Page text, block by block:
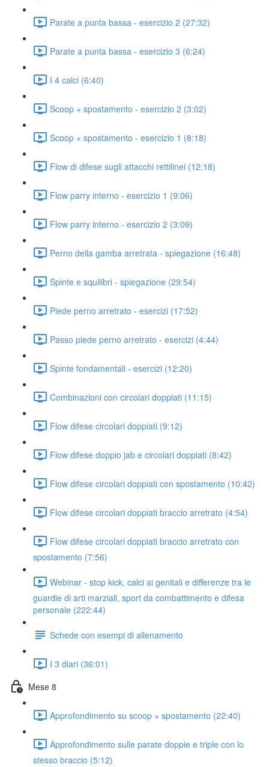
Parate a punta bassa - esercizio 2 (27:32)
Parate a punta bassa - esercizio 3 (6:24)
I 4 calci (6:40)
Scoop + spostamento - esercizio 2 (3:02)
Scoop + spostamento - esercizio 1 (8:18)
Flow di difese sugli attacchi rettilinei (12:18)
Flow parry interno - esercizio 1 (9:06)
Flow parry interno - esercizio 2 (3:09)
Perno della gamba arretrata - spiegazione (16:48)
Spinte e squilibri - spiegazione (29:54)
Piede perno arretrato - esercizi (17:52)
Passo piede perno arretrato - esercizi (4:44)
Spinte fondamentali - esercizi (12:20)
Combinazioni con circolari doppiati (11:15)
Flow difese circolari doppiati (9:12)
Flow difese doppio jab e circolari doppiati (8:42)
Flow difese circolari doppiati con spostamento (10:42)
Flow difese circolari doppiati braccio arretrato (4:54)
Flow difese circolari doppiati braccio arretrato con
spostamento (7:56)
Webinar - stop kick, calci ai genitali e differenze tra le
guardie di arti marziali, sport da combattimento e difesa
personale (222:44)
Schede con esempi di allenamento
I 3 diari (36:01)
Mese 8
Approfondimento su scoop + spostamento (22:40)
Approfondimento sulle parate doppie e triple con lo
stesso braccio (5:12)